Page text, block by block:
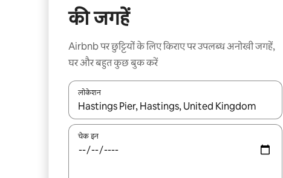
की जगहें
Airbnb पर छुट्टियों के लिए किराए पर उपलब्ध अनोखी जगहें,
घर और बहुत कुछ बुक करें
लोकेशन
नतीजों के उपलब्ध होने पर, अप और डाउन 'ऐरो की' का इस्तेमाल
चेक इन